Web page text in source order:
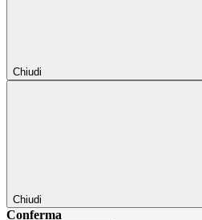
Chiudi
Chiudi
Conferma